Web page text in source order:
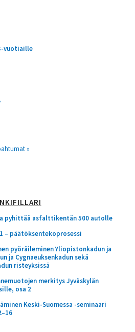
vuotiaille
»
pyhittää asfalttikentän 500 autolle
– päätöksentekoprosessi
pyöräileminen Yliopistonkadun ja
ja Cygnaeuksenkadun sekä
risteyksissä
merkitys Jyväskylän
osa 2
Keski-Suomessa -seminaari